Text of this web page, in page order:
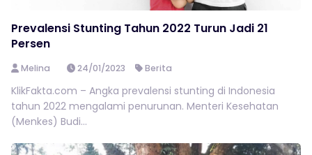
Prevalensi Stunting Tahun 2022 Turun Jadi 21
Persen
Melina 24/01/2023 Berita
KlikFakta.com – Angka prevalensi stunting di Indonesia
tahun 2022 mengalami penurunan. Menteri Kesehatan
(Menkes) Budi...